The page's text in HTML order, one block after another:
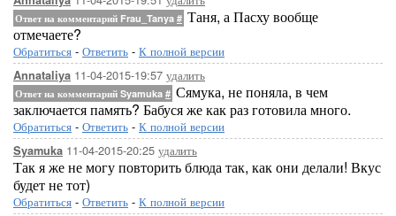
Ответ на комментарий Frau_Tanya # Таня, а Пасху вообще
отмечаете?
Обратиться - Ответить - К полной версии
Annataliya 11-04-2015-19:57 удалить
Ответ на комментарий Syamuka # Сямука, не поняла, в чем
заключается память? Бабуся же как раз готовила много.
Обратиться - Ответить - К полной версии
Syamuka 11-04-2015-20:25 удалить
Так я же не могу повторить блюда так, как они делали! Вкус
будет не тот)
Обратиться - Ответить - К полной версии